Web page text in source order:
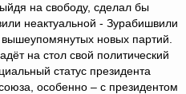
на свободу, сделал бы
неактуальной - Зурабишвили
новых партий.
на стол свой политический
статус президента
особенно – с президентом